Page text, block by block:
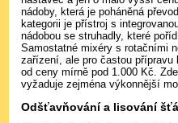
nádoby, která je poháněná
kategorii je přístroj s
nádobou se struhadly, které
Samostatné mixéry s rotačními
zařízení, ale pro častou
od ceny mírně pod 1.000 Kč.
vyžaduje zejména výkonnější
Odšťavňování a lisování